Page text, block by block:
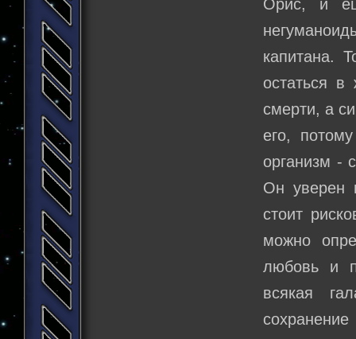
Орис, и
капитана.
остаться
смерти, а
его,
организм -
Он уверен
стоит
можно
любовь и
всякая